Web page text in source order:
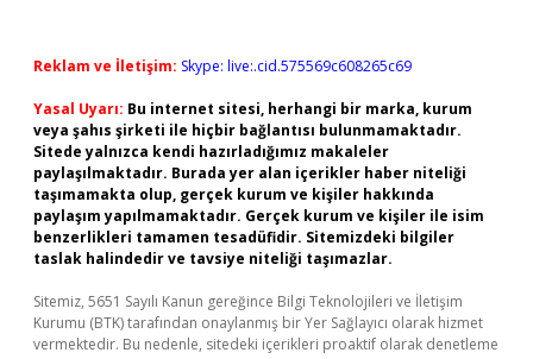
Reklam ve İletişim: Skype: live:.cid.575569c608265c69
Yasal Uyarı: Bu internet sitesi, herhangi bir marka, kurum
veya şahıs şirketi ile hiçbir bağlantısı bulunmamaktadır.
Sitede yalnızca kendi hazırladığımız makaleler
paylaşılmaktadır. Burada yer alan içerikler haber niteliği
taşımamakta olup, gerçek kurum ve kişiler hakkında
paylaşım yapılmamaktadır. Gerçek kurum ve kişiler ile isim
benzerlikleri tamamen tesadüfidir. Sitemizdeki bilgiler
taslak halindedir ve tavsiye niteliği taşımazlar.
Sitemiz, 5651 Sayılı Kanun gereğince Bilgi Teknolojileri ve İletişim
Kurumu (BTK) tarafından onaylanmış bir Yer Sağlayıcı olarak hizmet
vermektedir. Bu nedenle, sitedeki içerikleri proaktif olarak denetleme